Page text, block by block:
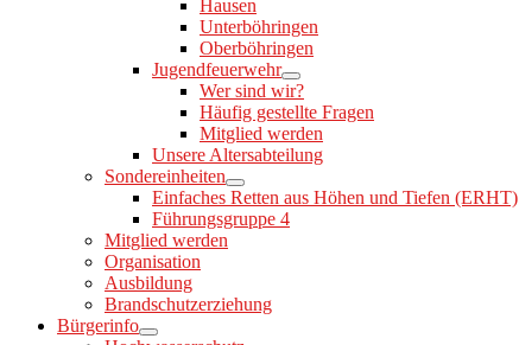
Hausen
Unterböhringen
Oberböhringen
Jugendfeuerwehr
Wer sind wir?
Häufig gestellte Fragen
Mitglied werden
Unsere Altersabteilung
Sondereinheiten
Einfaches Retten aus Höhen und Tiefen (ERHT)
Führungsgruppe 4
Mitglied werden
Organisation
Ausbildung
Brandschutzerziehung
Bürgerinfo